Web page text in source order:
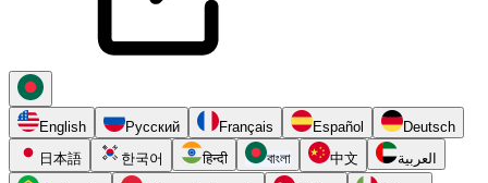
English Русский Français Español
Deutsch
日本語
한국어 हिन्दी বাংলা 中文 العربية